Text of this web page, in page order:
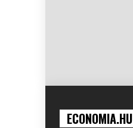
ECONOMIA.HU